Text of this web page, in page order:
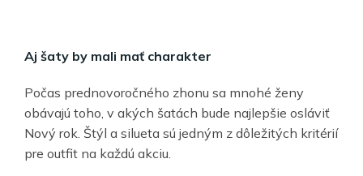
Aj šaty by mali mať charakter
Počas prednovoročného zhonu sa mnohé ženy
obávajú toho, v akých šatách bude najlepšie osláviť
Nový rok. Štýl a silueta sú jedným z dôležitých kritérií
pre outfit na každú akciu.